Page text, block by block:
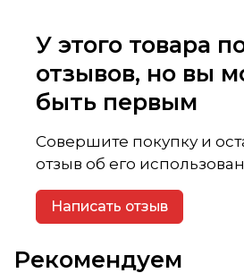
У этого товара
отзывов, но вы
быть первым
Совершите покупку и
отзыв об его
Написать отзыв
Рекомендуем